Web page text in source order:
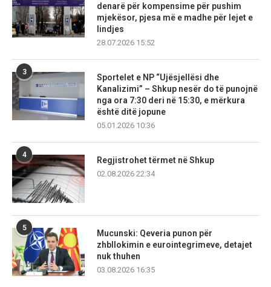
denarë për kompensime për pushim
mjekësor, pjesa më e madhe për lejet e
lindjes
28.07.2026 15:52
3
Sportelet e NP “Ujësjellësi dhe
Kanalizimi” – Shkup nesër do të punojnë
nga ora 7:30 deri në 15:30, e mërkura
është ditë jopune
05.01.2026 10:36
4
Regjistrohet tërmet në Shkup
02.08.2026 22:34
5
Mucunski: Qeveria punon për
zhbllokimin e eurointegrimeve, detajet
nuk thuhen
03.08.2026 16:35